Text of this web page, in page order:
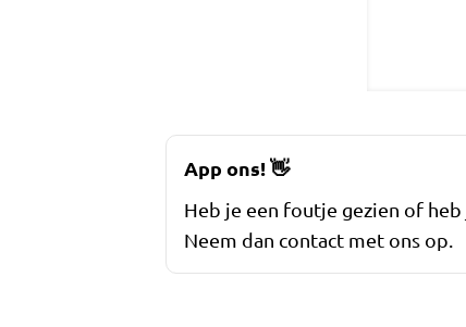
App ons!👋
Heb je een foutje gezien of
Neem dan contact met ons op.